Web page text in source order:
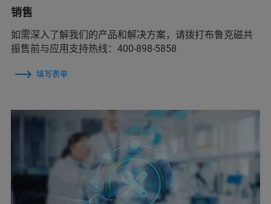
销售
如需深入了解我们的产品和解决方案，请拨打布鲁克磁共
振售前与应用支持热线：400-898-5858
填写表单